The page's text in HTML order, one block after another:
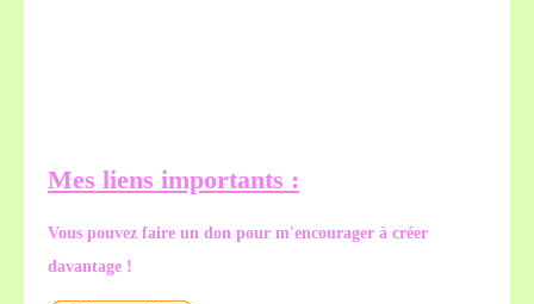
Mes liens importants :
Vous pouvez faire un don pour m'encourager à créer
davantage !